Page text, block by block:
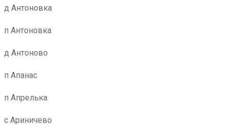
д Антоновка
п Антоновка
д Антоново
п Апанас
п Апрелька
с Ариничево